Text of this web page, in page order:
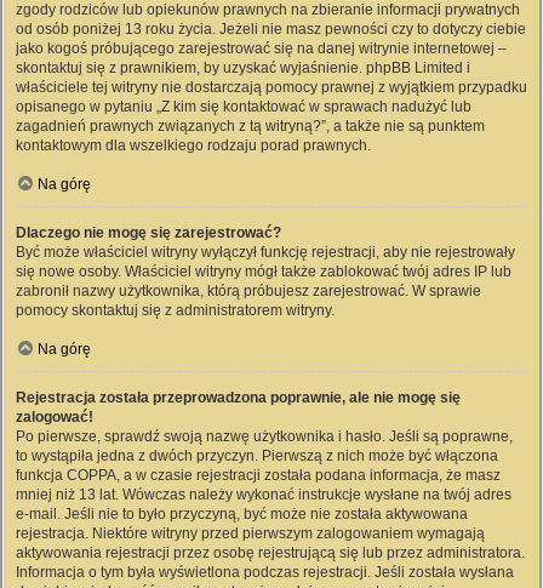
zgody rodziców lub opiekunów prawnych na zbieranie informacji prywatnych
od osób poniżej 13 roku życia. Jeżeli nie masz pewności czy to dotyczy ciebie
jako kogoś próbującego zarejestrować się na danej witrynie internetowej –
skontaktuj się z prawnikiem, by uzyskać wyjaśnienie. phpBB Limited i
właściciele tej witryny nie dostarczają pomocy prawnej z wyjątkiem przypadku
opisanego w pytaniu „Z kim się kontaktować w sprawach nadużyć lub
zagadnień prawnych związanych z tą witryną?”, a także nie są punktem
kontaktowym dla wszelkiego rodzaju porad prawnych.
Na górę
Dlaczego nie mogę się zarejestrować?
Być może właściciel witryny wyłączył funkcję rejestracji, aby nie rejestrowały
się nowe osoby. Właściciel witryny mógł także zablokować twój adres IP lub
zabronił nazwy użytkownika, którą próbujesz zarejestrować. W sprawie
pomocy skontaktuj się z administratorem witryny.
Na górę
Rejestracja została przeprowadzona poprawnie, ale nie mogę się
zalogować!
Po pierwsze, sprawdź swoją nazwę użytkownika i hasło. Jeśli są poprawne,
to wystąpiła jedna z dwóch przyczyn. Pierwszą z nich może być włączona
funkcja COPPA, a w czasie rejestracji została podana informacja, że masz
mniej niż 13 lat. Wówczas należy wykonać instrukcje wysłane na twój adres
e-mail. Jeśli nie to było przyczyną, być może nie została aktywowana
rejestracja. Niektóre witryny przed pierwszym zalogowaniem wymagają
aktywowania rejestracji przez osobę rejestrującą się lub przez administratora.
Informacja o tym była wyświetlona podczas rejestracji. Jeśli została wysłana